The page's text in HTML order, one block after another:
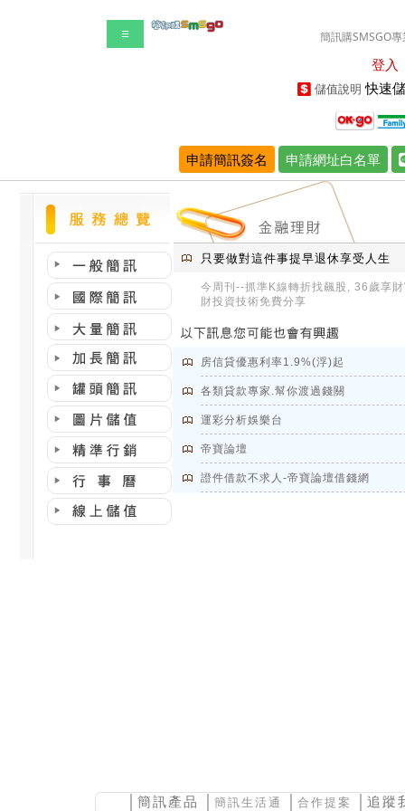
☰ 簡訊購SMSGO
登入
儲值說明 快速
申請簡訊簽名 申請網址白名單
只要做對這件事提早退休享受人生
今周刊--抓準K線轉折找飆股, 36歲享
財投資技術免費分享
房信貸優惠利率1.9%(浮)起
各類貸款專家.幫你渡過錢關
運彩分析娛樂台
帝寶論壇
證件借款不求人-帝寶論壇借錢網
簡訊產品 簡訊生活通 合作提案 │追蹤